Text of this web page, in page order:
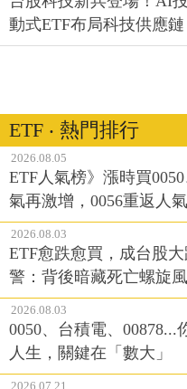
動式ETF布局科技供應
ETF ‧ 熱門排行
2026.08.05
ETF人氣榜》漲時買
氣再激增，0056重返人
2026.08.03
ETF愈跌愈買，成台股
警：背後暗藏死亡螺旋
2026.08.03
0050、台積電、
人生，關鍵在「數大」
2026.07.21